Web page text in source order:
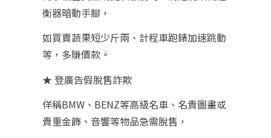
衡器暗動手腳，
如買賣蔬果短少斤兩、計程車跑錶加速跳動
等，多賺價款。
★ 登廣告假脫售詐欺
佯稱BMW、BENZ等高級名車、名貴圖畫或
貴重金飾、音響等物品急需脫售，